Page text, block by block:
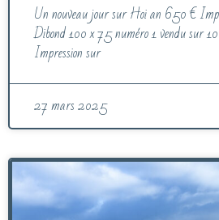
Un nouveau jour sur Hoi an 650 €
Dibond 100 x 75 numéro 1 vendu sur
Impression sur
27 mars 2025